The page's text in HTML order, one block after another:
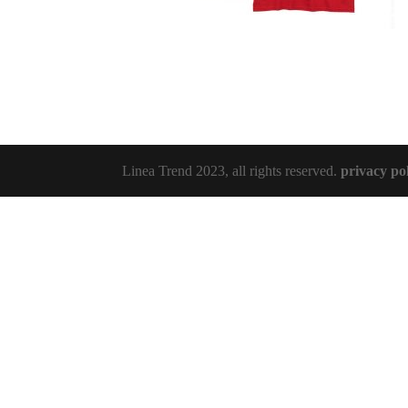
Linea Trend 2023, all rights reserved.privacy